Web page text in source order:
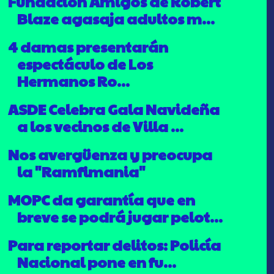
Blaze agasaja adultos m...
4 damas presentarán
espectáculo de Los
Hermanos Ro...
ASDE Celebra Gala Navideña
a los vecinos de Villa ...
Nos avergüenza y preocupa
la "Ramfimania"
MOPC da garantía que en
breve se podrá jugar pelot...
Para reportar delitos: Policía
Nacional pone en fu...